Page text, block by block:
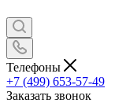
Телефоны
+7 (499) 653-57-49
Заказать звонок